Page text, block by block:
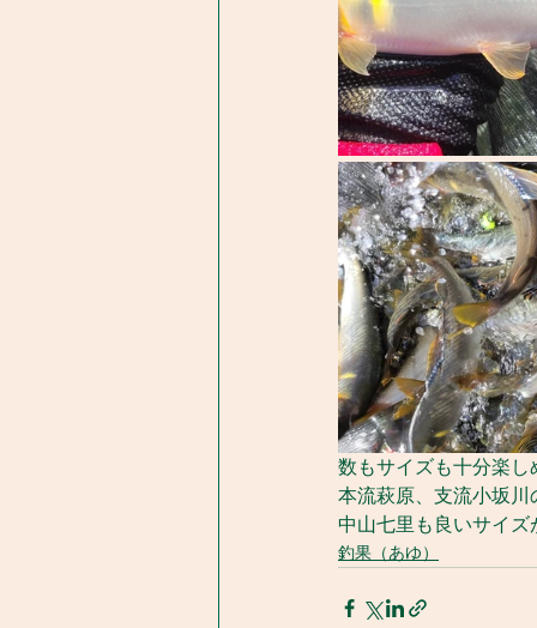
数もサイズも十分楽し
本流萩原、支流小坂
中山七里も良いサイズ
釣果（あゆ）